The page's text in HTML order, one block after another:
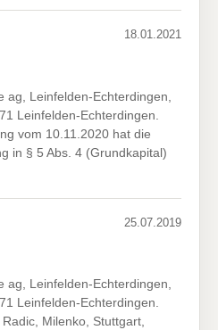
18.01.2021
ag, Leinfelden-Echterdingen,
Leinfelden-Echterdingen.
vom 10.11.2020 hat die
in § 5 Abs. 4 (Grundkapital)
25.07.2019
ag, Leinfelden-Echterdingen,
Leinfelden-Echterdingen.
Milenko, Stuttgart,